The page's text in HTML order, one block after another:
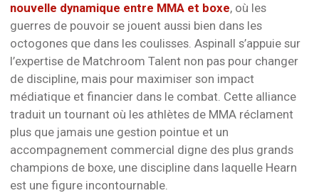
nouvelle dynamique entre MMA et boxe, où les
guerres de pouvoir se jouent aussi bien dans les
octogones que dans les coulisses. Aspinall s’appuie sur
l’expertise de Matchroom Talent non pas pour changer
de discipline, mais pour maximiser son impact
médiatique et financier dans le combat. Cette alliance
traduit un tournant où les athlètes de MMA réclament
plus que jamais une gestion pointue et un
accompagnement commercial digne des plus grands
champions de boxe, une discipline dans laquelle Hearn
est une figure incontournable.